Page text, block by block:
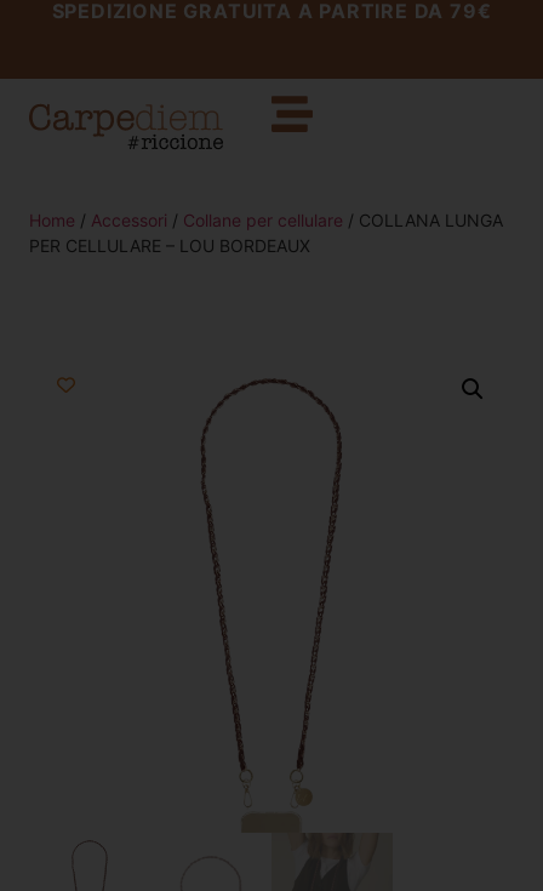
SPEDIZIONE GRATUITA A PARTIRE DA 79€
Home / Accessori / Collane per cellulare / COLLANA LUNGA
PER CELLULARE – LOU BORDEAUX